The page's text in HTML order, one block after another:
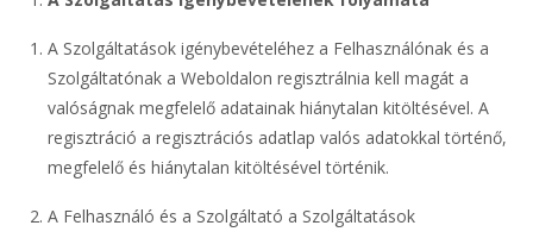
A Szolgáltatások igénybevételéhez a Felhasználónak és a
Szolgáltatónak a Weboldalon regisztrálnia kell magát a
valóságnak megfelelő adatainak hiánytalan kitöltésével. A
regisztráció a regisztrációs adatlap valós adatokkal történő,
megfelelő és hiánytalan kitöltésével történik.
A Felhasználó és a Szolgáltató a Szolgáltatások